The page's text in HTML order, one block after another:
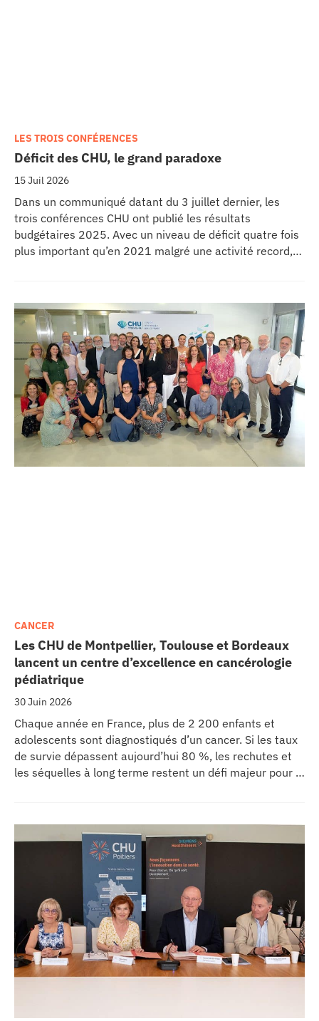
Déficit des CHU, le grand paradoxe
15 Juil 2026
LES TROIS CONFÉRENCES
Dans un communiqué datant du 3 juillet dernier, les
trois conférences CHU ont publié les résultats
budgétaires 2025. Avec un niveau de déficit quatre fois
plus important qu’en 2021 malgré une activité record,
Les CHU de Montpellier, Toulouse et Bordeaux
lancent un centre d’excellence en cancérologie
pédiatrique
30 Juin 2026
CANCER
Chaque année en France, plus de 2 200 enfants et
adolescents sont diagnostiqués d’un cancer. Si les taux
de survie dépassent aujourd’hui 80 %, les rechutes et
les séquelles à long terme restent un défi majeur pour la
l’Oncopole Claudius Regaud et de leurs partenaires,
lancent CIRCLE, un centre de recherche d’excellence
dédié aux cancers pédiatriques.